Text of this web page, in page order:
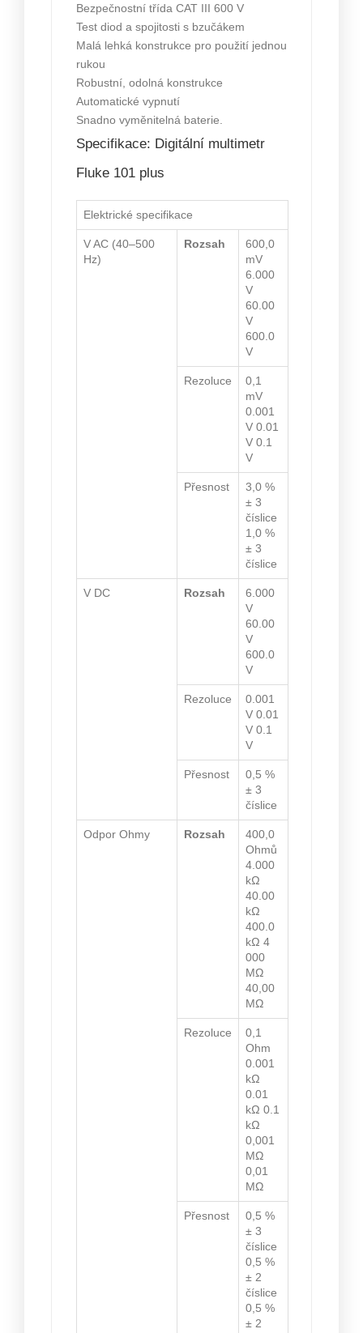
Bezpečnostní třída CAT III 600 V
Test diod a spojitosti s bzučákem
Malá lehká konstrukce pro použití jednou
rukou
Robustní, odolná konstrukce
Automatické vypnutí
Snadno vyměnitelná baterie.
Specifikace: Digitální multimetr
Fluke 101 plus
Elektrické specifikace
V AC (40–500
Hz)
Rozsah
600,0
mV
6.000
V
60.00
V
600.0
V
Rezoluce
0,1
mV
0.001
V 0.01
V 0.1
V
Přesnost
3,0 %
± 3
číslice
1,0 %
± 3
číslice
V DC Rozsah
6.000
V
60.00
V
600.0
V
Rezoluce
0.001
V 0.01
V 0.1
V
Přesnost
0,5 %
± 3
číslice
Odpor Ohmy Rozsah
400,0
Ohmů
4.000
kΩ
40.00
kΩ
400.0
kΩ 4
000
MΩ
40,00
MΩ
Rezoluce
0,1
Ohm
0.001
kΩ
0.01
kΩ 0.1
kΩ
0,001
MΩ
0,01
MΩ
Přesnost
0,5 %
± 3
číslice
0,5 %
± 2
číslice
0,5 %
± 2